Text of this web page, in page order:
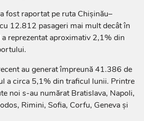
fost raportat pe ruta Chișinău–
12.812 pasageri mai mult decât în
reprezentat aproximativ 2,1% din
au generat împreună 41.386 de
a circa 5,1% din traficul lunii. Printre
noi s-au numărat Bratislava, Napoli,
Rimini, Sofia, Corfu, Geneva și